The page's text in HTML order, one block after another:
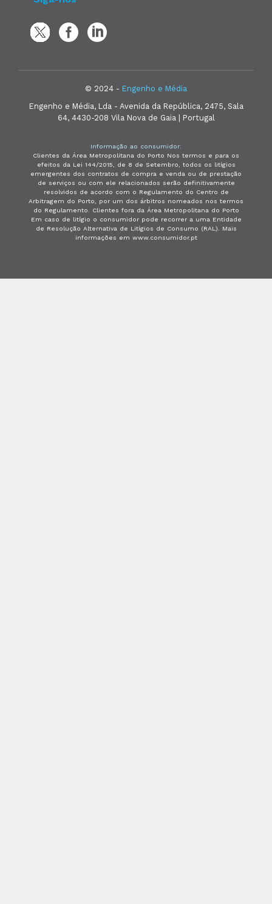
© 2024 - Engenho e Média
Engenho e Média, Lda - Avenida da República, 2475, Sala
64, 4430-208 Vila Nova de Gaia | Portugal
Informação ao consumidor:
Clientes da Área Metropolitana do Porto Nos termos e para os
efeitos da Lei 144/2015, de 8 de Setembro, todos os litígios
emergentes dos contratos de compra e venda ou de prestação
de serviços ou com ele relacionados serão definitivamente
resolvidos de acordo com o Regulamento do Centro de
Arbitragem do Porto, por um dos árbitros nomeados nos termos
do Regulamento. Clientes fora da Área Metropolitana do Porto
Em caso de litígio o consumidor pode recorrer a uma Entidade
de Resolução Alternativa de Litígios de Consumo (RAL). Mais
informações em www.consumidor.pt